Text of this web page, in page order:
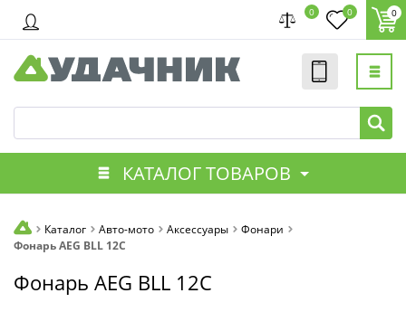
0 0 0
КАТАЛОГ ТОВАРОВ
Каталог Авто-мото Аксессуары
Фонари
Фонарь AEG BLL 12C
Фонарь AEG BLL 12C